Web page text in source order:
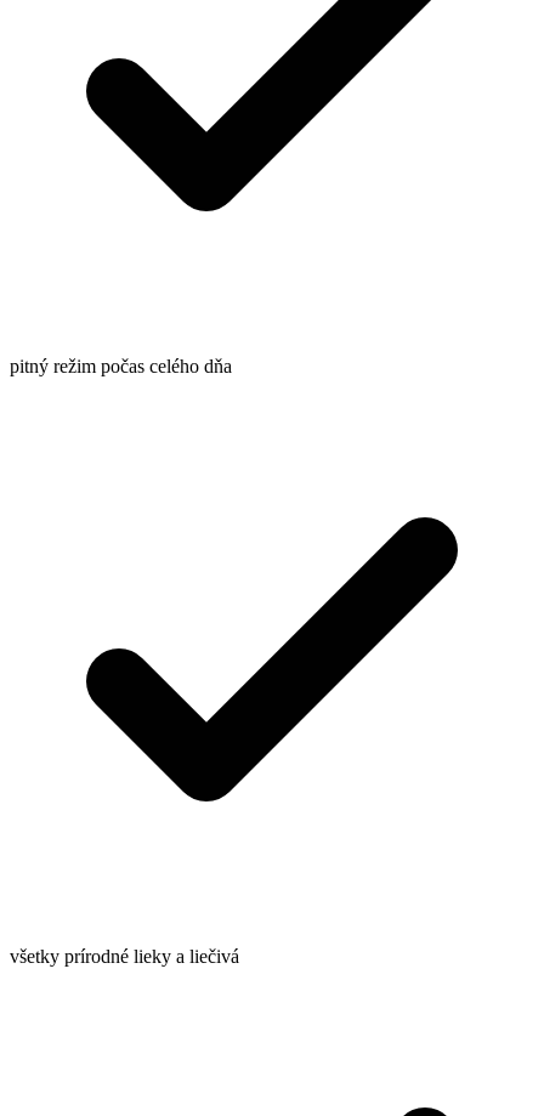
pitný režim počas celého dňa
všetky prírodné lieky a liečivá